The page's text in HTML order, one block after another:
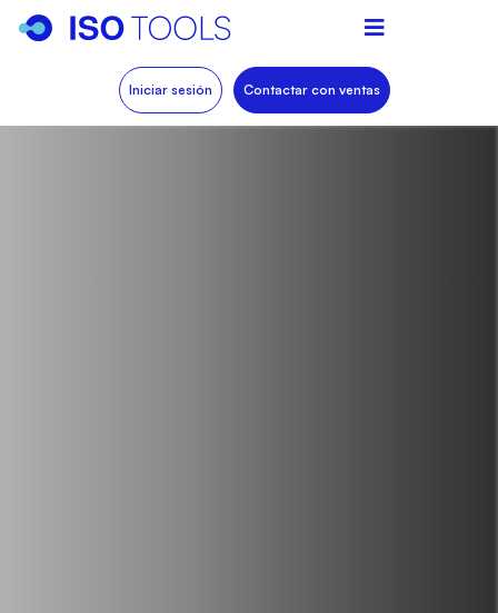
Iniciar sesión Contactar con ventas